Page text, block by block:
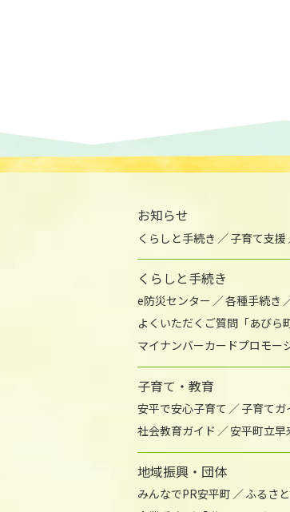
お知らせ
くらしと手続き 子育て支援
くらしと手続き
e防災センター 各種手続き
よくいただくご質問「あびら町
マイナンバーカードプロモー
子育て・教育
安平で安心子育て 子育てガ
社会教育ガイド
安平町立早
地域振興・団体
みんなでPR安平町 ふるさ